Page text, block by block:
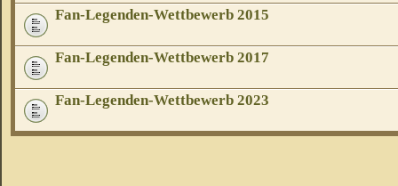
Fan-Legenden-Wettbewerb 2015
Fan-Legenden-Wettbewerb 2017
Fan-Legenden-Wettbewerb 2023